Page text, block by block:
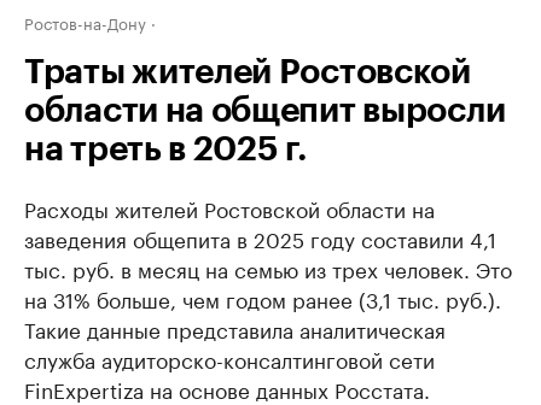
Ростов-на-Дону
Траты жителей Ростовской
области на общепит выросли
на треть в 2025 г.
Расходы жителей Ростовской области на
заведения общепита в 2025 году составили 4,1
тыс. руб. в месяц на семью из трех человек. Это
на 31% больше, чем годом ранее (3,1 тыс. руб.).
Такие данные представила аналитическая
служба аудиторско-консалтинговой сети
FinExpertiza на основе данных Росстата.